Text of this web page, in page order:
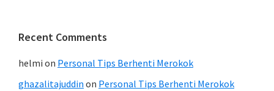
Recent Comments
helmi on Personal Tips Berhenti Merokok
ghazalitajuddin on Personal Tips Berhenti Merokok